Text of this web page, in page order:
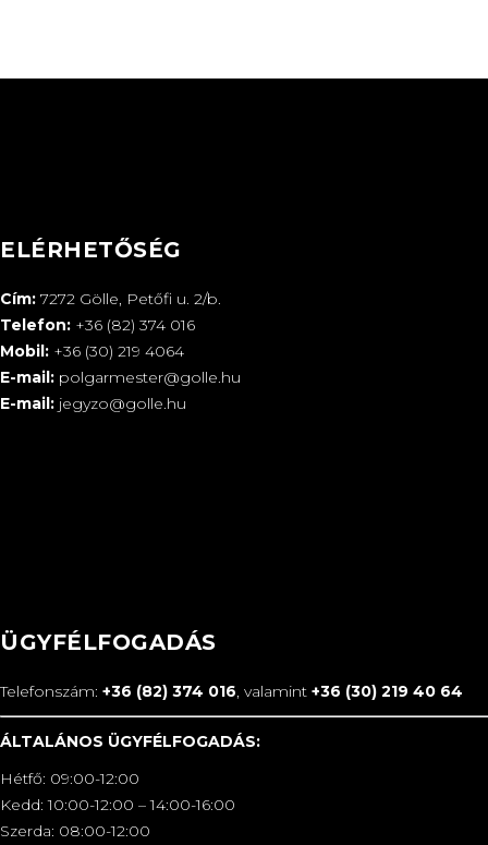
ELÉRHETŐSÉG
Cím: 7272 Gölle, Petőfi u. 2/b.
Telefon: +36 (82) 374 016
Mobil: +36 (30) 219 4064
E-mail: polgarmester@golle.hu
E-mail: jegyzo@golle.hu
ÜGYFÉLFOGADÁS
Telefonszám: +36 (82) 374 016, valamint +36 (30) 219 40 64
ÁLTALÁNOS ÜGYFÉLFOGADÁS:
Hétfő: 09:00-12:00
Kedd: 10:00-12:00 – 14:00-16:00
Szerda: 08:00-12:00